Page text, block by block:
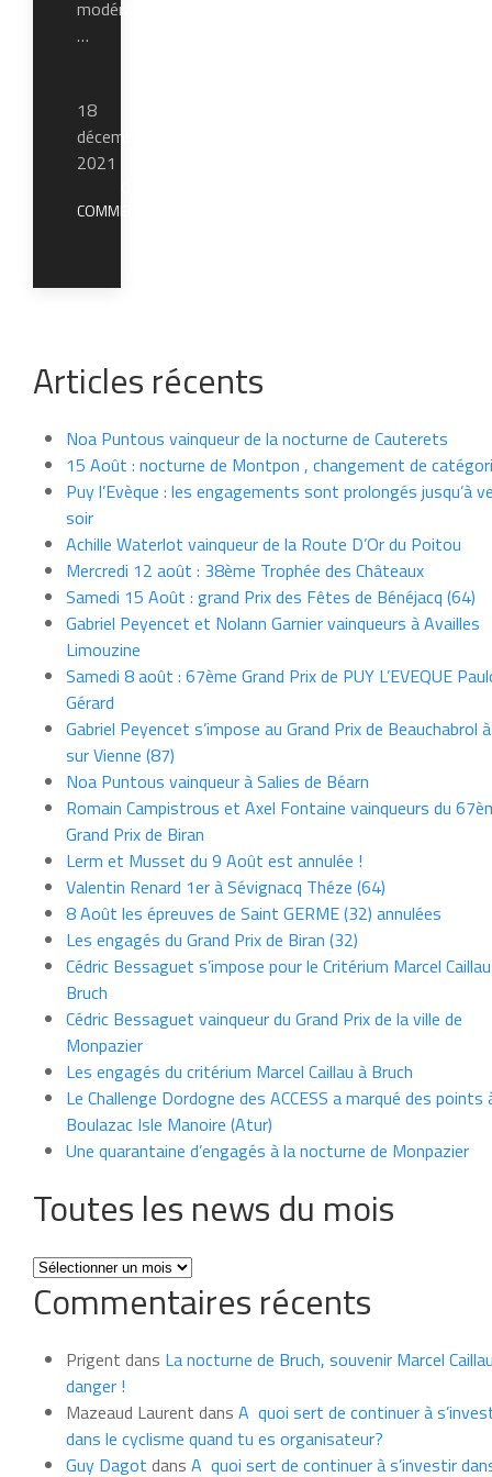
modération
…
18
décembre
2021
COMMENTAIRE
Articles récents
Noa Puntous vainqueur de la nocturne de Cauterets
15 Août : nocturne de Montpon , changement de
Puy l’Evèque : les engagements sont prolongés jusqu’à
soir
Achille Waterlot vainqueur de la Route D’Or du Poitou
Mercredi 12 août : 38ème Trophée des Châteaux
Samedi 15 Août : grand Prix des Fêtes de Bénéjacq (64)
Gabriel Peyencet et Nolann Garnier vainqueurs à Availles
Limouzine
Samedi 8 août : 67ème Grand Prix de PUY L’EVEQUE
Gérard
Gabriel Peyencet s’impose au Grand Prix de Beauchabrol
sur Vienne (87)
Noa Puntous vainqueur à Salies de Béarn
Romain Campistrous et Axel Fontaine vainqueurs du
Grand Prix de Biran
Lerm et Musset du 9 Août est annulée !
Valentin Renard 1er à Sévignacq Théze (64)
8 Août les épreuves de Saint GERME (32) annulées
Les engagés du Grand Prix de Biran (32)
Cédric Bessaguet s’impose pour le Critérium Marcel
Bruch
Cédric Bessaguet vainqueur du Grand Prix de la ville de
Monpazier
Les engagés du critérium Marcel Caillau à Bruch
Le Challenge Dordogne des ACCESS a marqué des points
Boulazac Isle Manoire (Atur)
Une quarantaine d’engagés à la nocturne de Monpazier
Toutes les news du mois
Toutes
les
news
mois
Commentaires récents
Prigent dans La nocturne de Bruch, souvenir Marcel
danger !
Mazeaud Laurent dans A quoi sert de continuer à
dans le cyclisme quand tu es organisateur?
Guy Dagot dans A quoi sert de continuer à s’investir